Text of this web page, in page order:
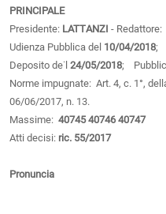
PRINCIPALE
Presidente: LATTANZI - Redattore:
Udienza Pubblica del 10/04/2018;
Deposito de˙l 24/05/2018;
Norme impugnate: Art. 4, c. 1°,
06/06/2017, n. 13.
Massime: 40745 40746 40747
Atti decisi: ric. 55/2017
Pronuncia